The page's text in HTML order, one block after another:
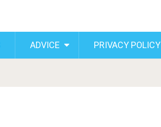
ADVICE PRIVACY POLICY